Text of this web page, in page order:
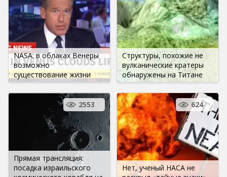
NASA: в облаках Венеры
возможно
существование жизни
Структуры, похожие не
вулканические кратеры
обнаружены на Титане
Прямая трансляция:
посадка израильского
2553
Нет, ученый НАСА не
624